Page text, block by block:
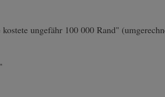
ungefähr 100 000 Rand"